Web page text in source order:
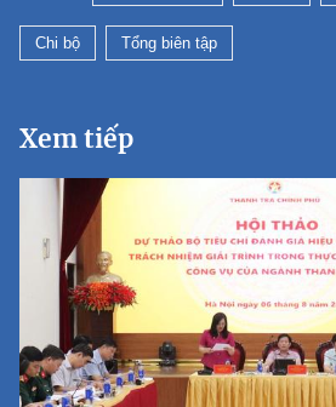
Chi bộ Tổng biên tập
Xem tiếp